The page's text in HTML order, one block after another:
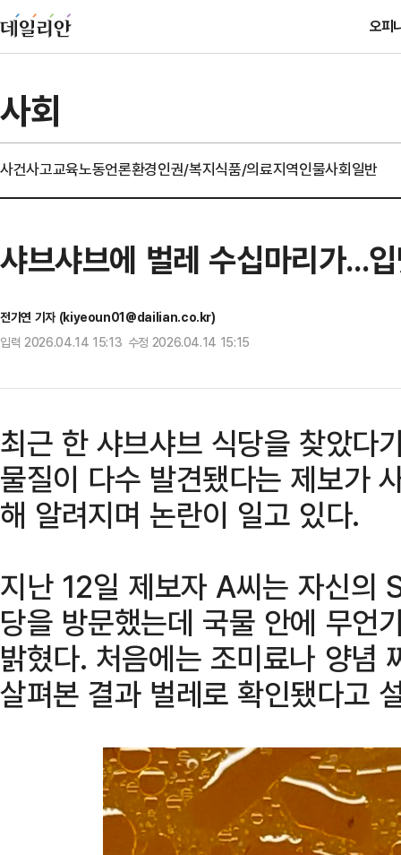
오피
사회
사건사고교육노동언론환경인권/복지식품/의료지역인물사회일반
샤브샤브에 벌레 수십마리가...입
전기연 기자 (kiyeoun01@dailian.co.kr)
입력 2026.04.14 15:13 수정 2026.04.14 15:15
최근 한 샤브샤브 식당을 찾았다
물질이 다수 발견됐다는 제보가
해 알려지며 논란이 일고 있다.
지난 12일 제보자 A씨는 자신의
당을 방문했는데 국물 안에 무언
밝혔다. 처음에는 조미료나 양념
살펴본 결과 벌레로 확인됐다고